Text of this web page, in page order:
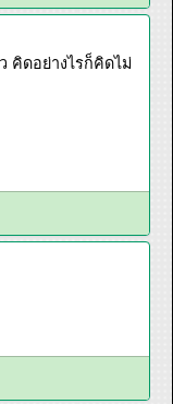
คิดอย่างไรก็คิดไม่